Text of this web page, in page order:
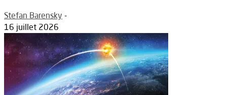
Stefan Barensky -
16 juillet 2026